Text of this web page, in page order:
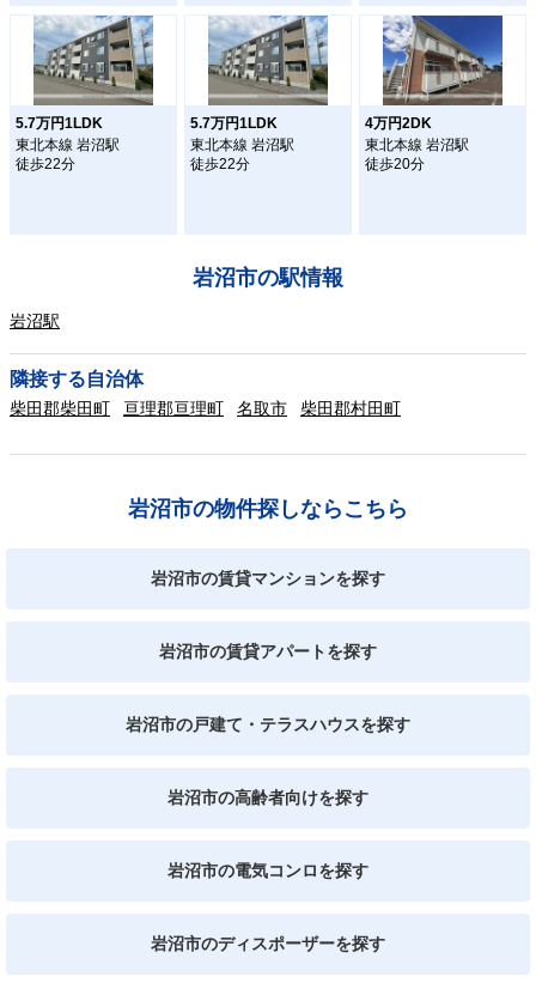
5.7万円1LDK
東北本線 岩沼駅
徒歩22分
5.7万円1LDK
東北本線 岩沼駅
徒歩22分
4万円2DK
東北本線 岩沼駅
徒歩20分
岩沼市の駅情報
岩沼駅
隣接する自治体
柴田郡柴田町 亘理郡亘理町 名取市 柴田郡村田町
岩沼市の物件探しならこちら
岩沼市の賃貸マンションを探す
岩沼市の賃貸アパートを探す
岩沼市の戸建て・テラスハウスを探す
岩沼市の高齢者向けを探す
岩沼市の電気コンロを探す
岩沼市のディスポーザーを探す